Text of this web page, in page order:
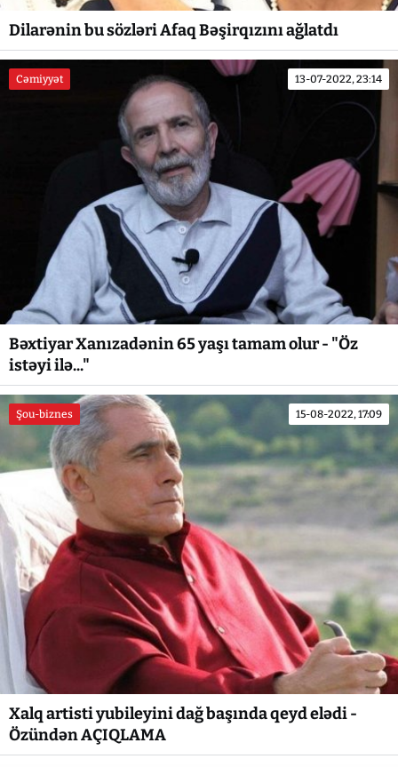
Dilarənin bu sözləri Afaq Bəşirqızını ağlatdı
Cəmiyyət 13-07-2022, 23:14
Bəxtiyar Xanızadənin 65 yaşı tamam olur - "Öz
istəyi ilə..."
Şou-biznes 15-08-2022, 17:09
Xalq artisti yubileyini dağ başında qeyd elədi -
Özündən AÇIQLAMA